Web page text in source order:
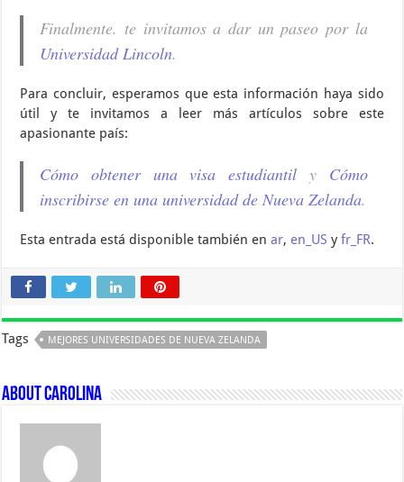
Finalmente. te invitamos a dar un paseo por la
Universidad Lincoln.
Para concluir, esperamos que esta información haya sido
útil y te invitamos a leer más artículos sobre este
apasionante país:
Cómo obtener una visa estudiantil y Cómo
inscribirse en una universidad de Nueva Zelanda.
Esta entrada está disponible también enar, en_US yfr_FR.
Tags MEJORES UNIVERSIDADES DE NUEVA ZELANDA
About Carolina